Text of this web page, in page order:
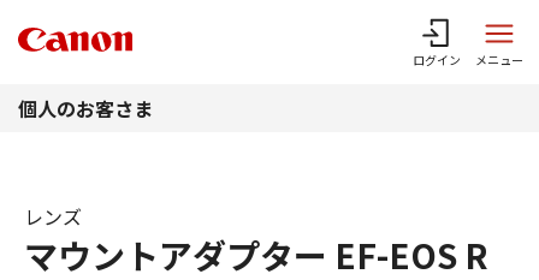
ログイン メニュー
個人のお客さま
マウントアダプター EF-EOS R
レンズ